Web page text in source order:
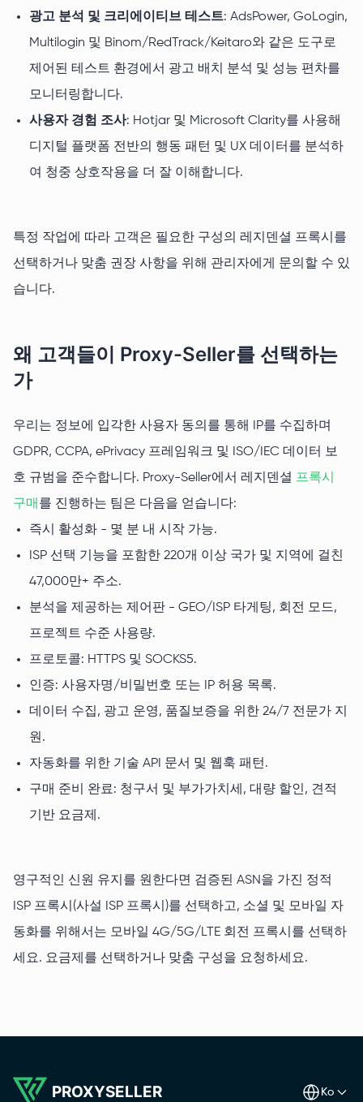
광고 분석 및 크리에이티브 테스트: AdsPower, GoLogin,
Multilogin 및 Binom/RedTrack/Keitaro와 같은 도구로
제어된 테스트 환경에서 광고 배치 분석 및 성능 편차를
모니터링합니다.
사용자 경험 조사: Hotjar 및 Microsoft Clarity를 사용해
디지털 플랫폼 전반의 행동 패턴 및 UX 데이터를 분석하
여 청중 상호작용을 더 잘 이해합니다.
특정 작업에 따라 고객은 필요한 구성의 레지덴셜 프록시를
선택하거나 맞춤 권장 사항을 위해 관리자에게 문의할 수 있
습니다.
왜 고객들이 Proxy-Seller를 선택하는
가
우리는 정보에 입각한 사용자 동의를 통해 IP를 수집하며
GDPR, CCPA, ePrivacy 프레임워크 및 ISO/IEC 데이터 보
호 규범을 준수합니다. Proxy-Seller에서 레지덴셜 프록시
구매 를 진행하는 팀은 다음을 얻습니다:
즉시 활성화 - 몇 분 내 시작 가능.
ISP 선택 기능을 포함한 220개 이상 국가 및 지역에 걸친
47,000만+ 주소.
분석을 제공하는 제어판 - GEO/ISP 타게팅, 회전 모드,
프로젝트 수준 사용량.
프로토콜: HTTPS 및 SOCKS5.
인증: 사용자명/비밀번호 또는 IP 허용 목록.
데이터 수집, 광고 운영, 품질보증을 위한 24/7 전문가 지
원.
자동화를 위한 기술 API 문서 및 웹훅 패턴.
구매 준비 완료: 청구서 및 부가가치세, 대량 할인, 견적
기반 요금제.
영구적인 신원 유지를 원한다면 검증된 ASN을 가진 정적
ISP 프록시(사설 ISP 프록시)를 선택하고, 소셜 및 모바일 자
동화를 위해서는 모바일 4G/5G/LTE 회전 프록시를 선택하
세요. 요금제를 선택하거나 맞춤 구성을 요청하세요.
PROXYSELLER ko